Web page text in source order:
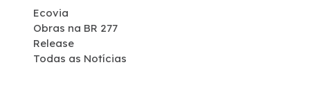
Passarela KM 77
Duplicação PR-407
Ecovia
Obras na BR 277
Release
Todas as Notícias